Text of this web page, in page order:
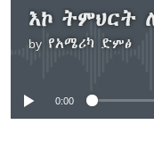
እኮ ትምህርት
by የአሜሪካ ድምፅ
No
0:00